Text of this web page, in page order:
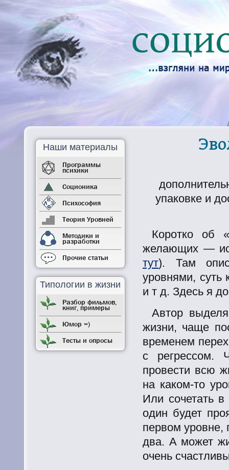
упаковке и
Коротко об
желающих —
тут). Там
уровнями, суть
и т д. Здесь я
Автор
жизни, чаще
временем
с регрессом.
провести всю
на каком-то
Или сочетать
один будет
первом уровне,
два. А может
очень
Наши материалы
Программы
психики
Соционика
Психософия
Теория Уровней
Методики и
разработки
Прочие статьи
Типологии в жизни
Разбор фильмов,
книг, примеры
Юмор =)
Тесты и опросы